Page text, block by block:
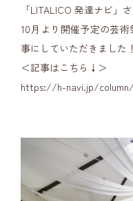
「LITALICO 発達ナビ」さ
10月より開催予定の芸
事にしていただきました！
＜記事はこちら↓＞
https://h-navi.jp/